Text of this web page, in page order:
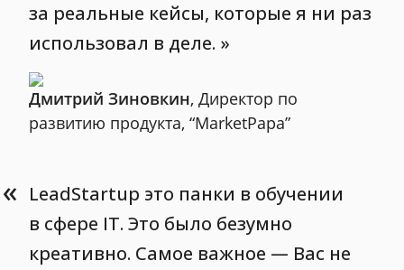
за реальные кейсы, которые я ни раз
использовал в деле.
Дмитрий Зиновкин, Директор по
развитию продукта, “MarketPapa”
« LeadStartup это панки в обучении
в сфере IT. Это было безумно
креативно. Самое важное — Вас не